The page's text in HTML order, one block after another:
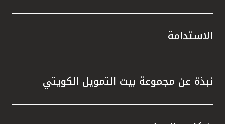
الاستدامة
نبذة عن مجموعة بيت التمويل الكويتي